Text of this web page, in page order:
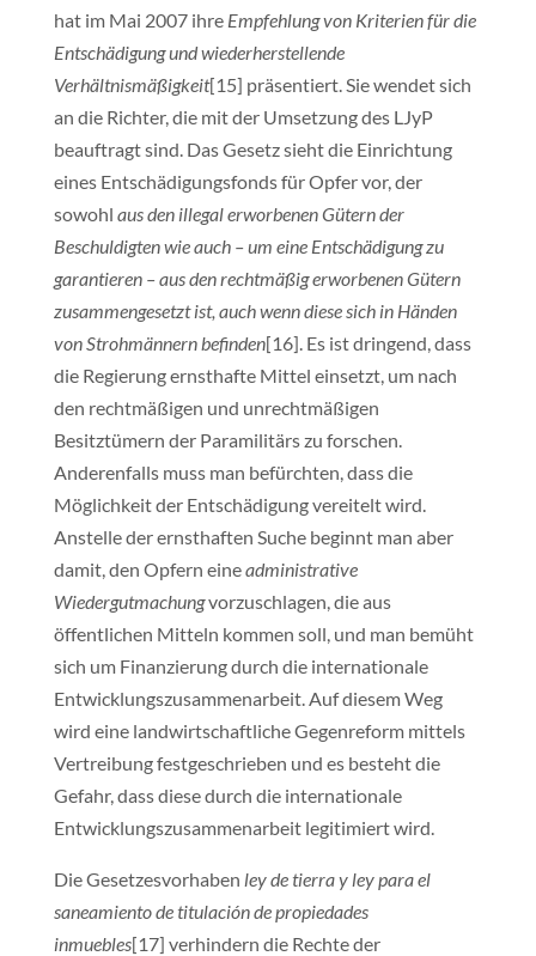
hat im Mai 2007 ihre Empfehlung von Kriterien für die
Entschädigung und wiederherstellende
Verhältnismäßigkeit[15] präsentiert. Sie wendet sich
an die Richter, die mit der Umsetzung des LJyP
beauftragt sind. Das Gesetz sieht die Einrichtung
eines Entschädigungsfonds für Opfer vor, der
sowohl aus den illegal erworbenen Gütern der
Beschuldigten wie auch – um eine Entschädigung zu
garantieren – aus den rechtmäßig erworbenen Gütern
zusammengesetzt ist, auch wenn diese sich in Händen
von Strohmännern befinden[16]. Es ist dringend, dass
die Regierung ernsthafte Mittel einsetzt, um nach
den rechtmäßigen und unrechtmäßigen
Besitztümern der Paramilitärs zu forschen.
Anderenfalls muss man befürchten, dass die
Möglichkeit der Entschädigung vereitelt wird.
Anstelle der ernsthaften Suche beginnt man aber
damit, den Opfern eineadministrative
Wiedergutmachungvorzuschlagen, die aus
öffentlichen Mitteln kommen soll, und man bemüht
sich um Finanzierung durch die internationale
Entwicklungszusammenarbeit. Auf diesem Weg
wird eine landwirtschaftliche Gegenreform mittels
Vertreibung festgeschrieben und es besteht die
Gefahr, dass diese durch die internationale
Entwicklungszusammenarbeit legitimiert wird.
Die Gesetzesvorhaben ley de tierra y ley para el
saneamiento de titulación de propiedades
inmuebles[17] verhindern die Rechte der